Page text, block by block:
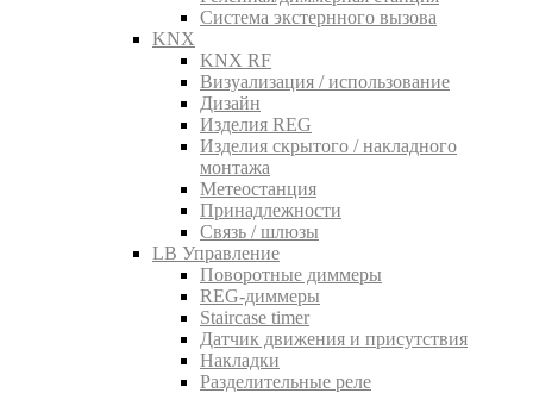
Система экстернного вызова
KNX
KNX RF
Визуализация / использование
Дизайн
Изделия REG
Изделия скрытого / накладного
монтажа
Метеостанция
Принадлежности
Связь / шлюзы
LB Управление
Поворотные диммеры
REG-диммеры
Staircase timer
Датчик движения и присутствия
Накладки
Разделительные реле